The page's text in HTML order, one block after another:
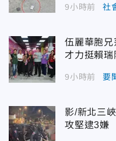
9小時前 社
伍麗華胞
才力挺賴
9小時前 要
影/新北三
攻堅逮3嫌